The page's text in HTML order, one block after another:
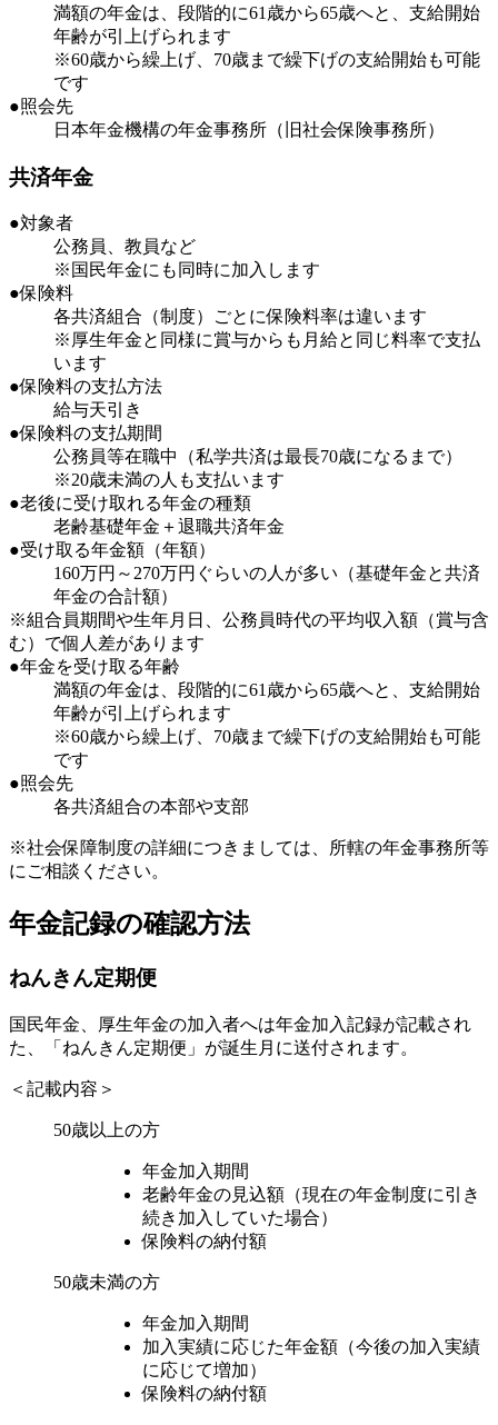
満額の年金は、段階的に61歳から65歳へと、支給開始
年齢が引上げられます
※60歳から繰上げ、70歳まで繰下げの支給開始も可能
です
●照会先
日本年金機構の年金事務所（旧社会保険事務所）
共済年金
●対象者
公務員、教員など
※国民年金にも同時に加入します
●保険料
各共済組合（制度）ごとに保険料率は違います
※厚生年金と同様に賞与からも月給と同じ料率で支払
います
●保険料の支払方法
給与天引き
●保険料の支払期間
公務員等在職中（私学共済は最長70歳になるまで）
※20歳未満の人も支払います
●老後に受け取れる年金の種類
老齢基礎年金＋退職共済年金
●受け取る年金額（年額）
160万円～270万円ぐらいの人が多い（基礎年金と共済
年金の合計額）
※組合員期間や生年月日、公務員時代の平均収入額（賞与含
む）で個人差があります
●年金を受け取る年齢
満額の年金は、段階的に61歳から65歳へと、支給開始
年齢が引上げられます
※60歳から繰上げ、70歳まで繰下げの支給開始も可能
です
●照会先
各共済組合の本部や支部
※社会保障制度の詳細につきましては、所轄の年金事務所等
にご相談ください。
年金記録の確認方法
ねんきん定期便
国民年金、厚生年金の加入者へは年金加入記録が記載され
た、「ねんきん定期便」が誕生月に送付されます。
＜記載内容＞
50歳以上の方
年金加入期間
老齢年金の見込額（現在の年金制度に引き
続き加入していた場合）
保険料の納付額
50歳未満の方
年金加入期間
加入実績に応じた年金額（今後の加入実績
に応じて増加）
保険料の納付額